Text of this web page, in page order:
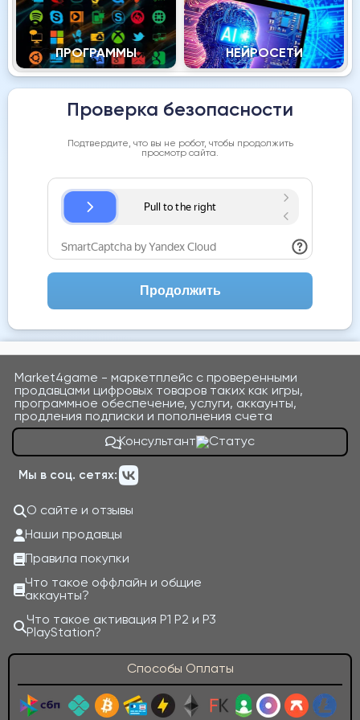
ПРОГРАММЫ НЕЙРОСЕТИ
Проверка безопасности
Подтвердите, что вы не робот, чтобы продолжить
просмотр сайта.
Продолжить
Market4game - маркетплейс с проверенными
продавцами цифровых товаров таких как игры,
программное обеспечение, услуги, аккаунты,
продления подписки и пополнения счета
Консультант
Мы в соц. сетях:
О сайте и отзывы
Наши продавцы
Правила покупки
Что такое оффлайн и общие
аккаунты?
Что такое активация P1 P2 и P3
PlayStation?
Способы Оплаты